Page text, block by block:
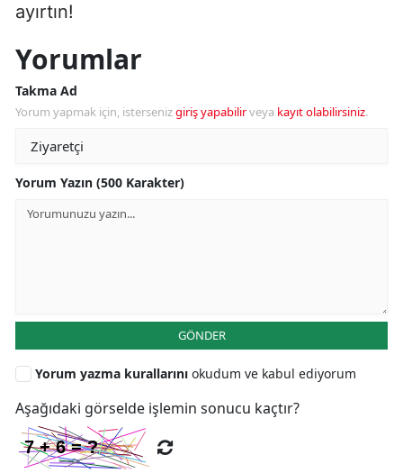
ayırtın!
Yorumlar
Takma Ad
Yorum yapmak için, istersenizgiriş yapabilirveya kayıt olabilirsiniz.
Yorum Yazın (500 Karakter)
GÖNDER
Yorum yazma kurallarını okudum ve kabul ediyorum
Aşağıdaki görselde işlemin sonucu kaçtır?